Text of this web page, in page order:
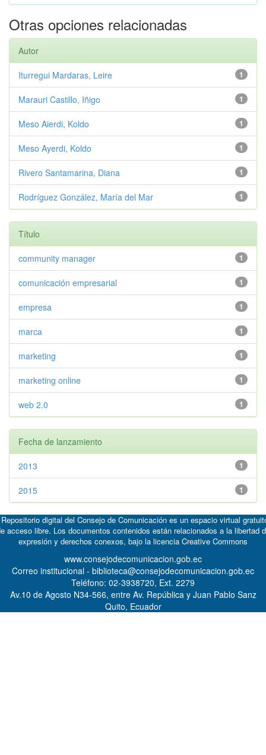
Otras opciones relacionadas
Autor
1
Iturregui Mardaras, Leire
1
Marauri Castillo, Iñigo
1
Meso Aierdi, Koldo
1
Meso Ayerdi, Koldo
1
Rivero Santamarina, Diana
1
Rodríguez González, María del Mar
Título
1
community manager
1
comunicación empresarial
1
empresa
1
marca
1
marketing
1
marketing online
1
web 2.0
Fecha de lanzamiento
1
2013
1
2015
digital del Consejo de Comunicación es un espacio virtual
acceso libre. Los documentos contenidos están relacionados a la libertad
expresión y derechos conexos, bajo la licencia Creative Commons
www.consejodecomunicacion.gob.ec
Correo institucional - biblioteca@consejodecomunicacion.gob.ec
Teléfono: 02-3938720, Ext. 2279
Av.10 de Agosto N34-566, entre Av. República y Juan Pablo Sanz
Quito, Ecuador